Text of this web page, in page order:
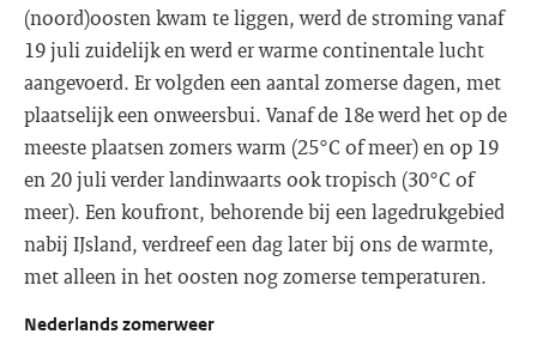
(noord)oosten kwam te liggen, werd de stroming vanaf
19 juli zuidelijk en werd er warme continentale lucht
aangevoerd. Er volgden een aantal zomerse dagen, met
plaatselijk een onweersbui. Vanaf de 18e werd het op de
meeste plaatsen zomers warm (25°C of meer) en op 19
en 20 juli verder landinwaarts ook tropisch (30°C of
meer). Een koufront, behorende bij een lagedrukgebied
nabij IJsland, verdreef een dag later bij ons de warmte,
met alleen in het oosten nog zomerse temperaturen.
Nederlands zomerweer